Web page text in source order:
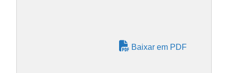
Baixar em PDF